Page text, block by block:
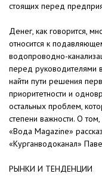
стоящих перед
Денег, как говорится,
относится к
водопроводно-
перед руководителями
найти пути решения
приоритетности и
остальных проблем,
степени важности. О
«Вода Magazine»
«Курганводоканал»
РЫНКИ И ТЕНДЕНЦИИ